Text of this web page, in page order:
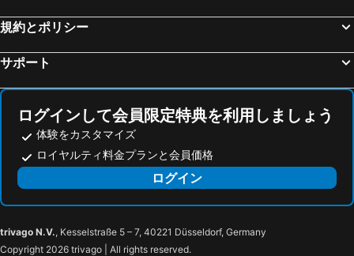
規約とポリシー
サポート
ログインして会員限定特典を利用しましょう
体験をカスタマイズ
ロイヤルティ料金プランと会員価格
ログイン
trivago N.V., Kesselstraße 5 – 7, 40221 Düsseldorf, Germany
Copyright 2026 trivago | All rights reserved.